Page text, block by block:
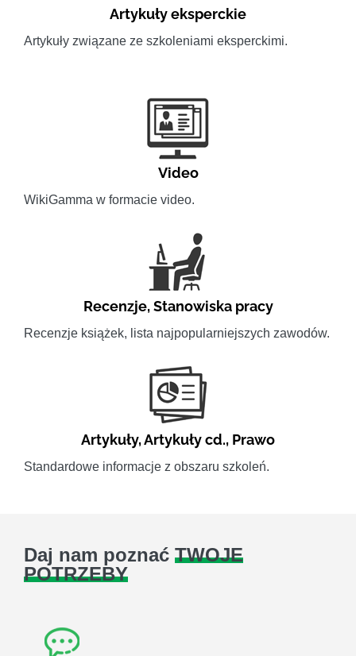
Artykuły eksperckie
Artykuły związane ze szkoleniami eksperckimi.
Video
WikiGamma w formacie video.
Recenzje,Stanowiska pracy
Recenzje książek, lista najpopularniejszych zawodów.
Artykuły,Artykuły cd., Prawo
Standardowe informacje z obszaru szkoleń.
Daj nam poznać TWOJE
POTRZEBY